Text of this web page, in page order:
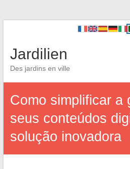
Jardilien
Des jardins en ville
Como simplificar a
seus conteúdos
solução inovadora